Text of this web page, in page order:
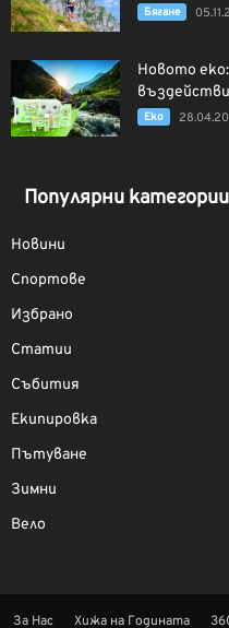
Бягане
Новото
Еко
Популярни категории
Новини
Спортове
Избрано
Статии
Събития
Екипировка
Пътуване
Зимни
Вело
За Нас Хижа на Годината